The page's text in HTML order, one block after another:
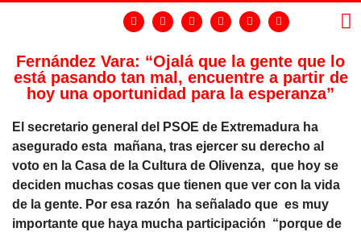
Fernández Vara: “Ojalá que la gente que lo
está pasando tan mal, encuentre a partir de
hoy una oportunidad para la esperanza”
El secretario general del PSOE de Extremadura ha
asegurado esta mañana, tras ejercer su derecho al
voto en la Casa de la Cultura de Olivenza, que hoy se
deciden muchas cosas que tienen que ver con la vida
de la gente. Por esa razón ha señalado que es muy
importante que haya mucha participación “porque de